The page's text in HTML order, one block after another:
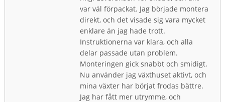
var väl förpackat. Jag började montera
direkt, och det visade sig vara mycket
enklare än jag hade trott.
Instruktionerna var klara, och alla
delar passade utan problem.
Monteringen gick snabbt och smidigt.
Nu använder jag växthuset aktivt, och
mina växter har börjat frodas bättre.
Jag har fått mer utrymme, och